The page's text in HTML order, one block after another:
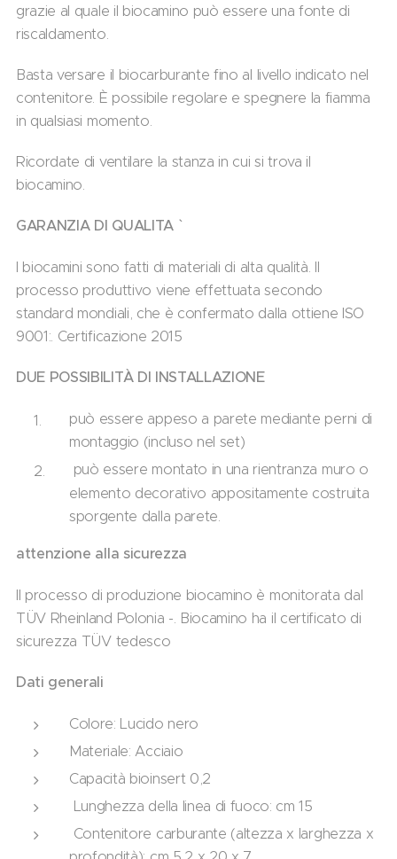
grazie al quale il biocamino può essere una fonte di
riscaldamento.
Basta versare il biocarburante fino al livello indicato nel
contenitore. È possibile regolare e spegnere la fiamma
in qualsiasi momento.
Ricordate di ventilare la stanza in cui si trova il
biocamino.
GARANZIA DI QUALITA `
I biocamini sono fatti di materiali di alta qualità. Il
processo produttivo viene effettuata secondo
standard mondiali, che è confermato dalla ottiene ISO
9001:. Certificazione 2015
DUE POSSIBILITÀ DI INSTALLAZIONE
può essere appeso a parete mediante perni di
montaggio (incluso nel set)
può essere montato in una rientranza muro o
elemento decorativo appositamente costruita
sporgente dalla parete.
attenzione alla sicurezza
Il processo di produzione biocamino è monitorata dal
TÜV Rheinland Polonia -. Biocamino ha il certificato di
sicurezza TÜV tedesco
Dati generali
Colore: Lucido nero
Materiale: Acciaio
Capacità bioinsert 0,2
Lunghezza della linea di fuoco: cm 15
Contenitore carburante (altezza x larghezza x